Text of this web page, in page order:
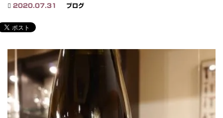
2020.07.31 ブログ